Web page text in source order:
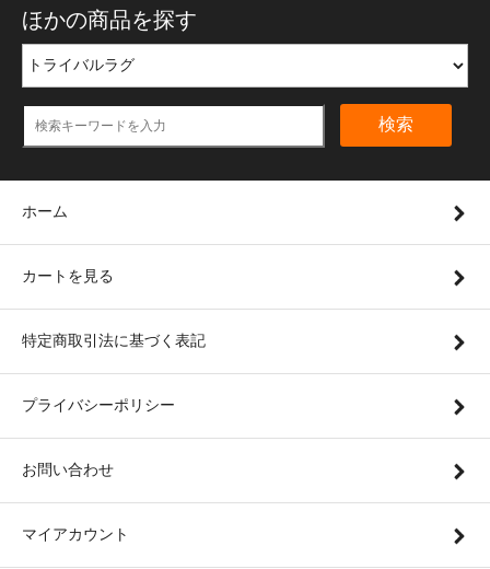
ほかの商品を探す
検索
ホーム
カートを見る
特定商取引法に基づく表記
プライバシーポリシー
お問い合わせ
マイアカウント